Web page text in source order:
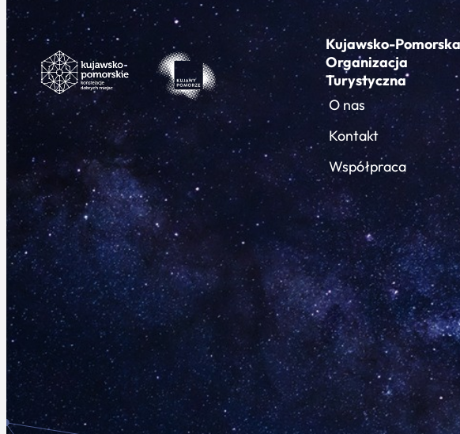
Kujawsko-Pomorska
Organizacja
Turystyczna
O nas
Kontakt
Współpraca